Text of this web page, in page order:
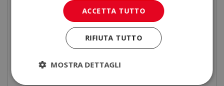
Studio al proprio ritmo Percorsi rigidi
intuitivi
organizzata
ACCETTA TUTTO
RIFIUTA TUTTO
MOSTRA DETTAGLI